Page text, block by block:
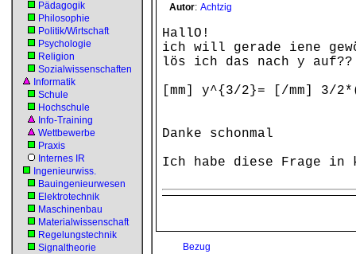
Pädagogik
Philosophie
Politik/Wirtschaft
Psychologie
Religion
Sozialwissenschaften
Informatik
Schule
Hochschule
Info-Training
Wettbewerbe
Praxis
Internes IR
Ingenieurwiss.
Bauingenieurwesen
Elektrotechnik
Maschinenbau
Materialwissenschaft
Regelungstechnik
Signaltheorie
Autor: Achtzig
HallO!
ich will gerade iene
lös ich das nach y auf??
[mm] y^{3/2}= [/mm] 3/
Danke schonmal
Ich habe diese Frage in
Bezug